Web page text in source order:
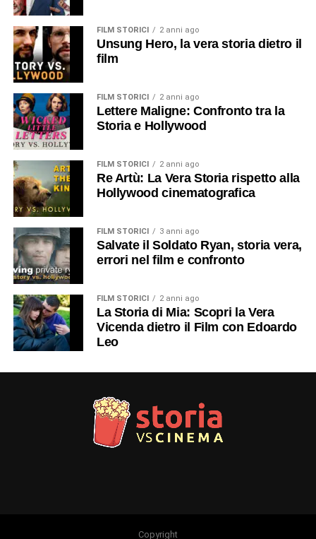
FILM STORICI 2 anni ago
Unsung Hero, la vera storia dietro il
film
FILM STORICI 2 anni ago
Lettere Maligne: Confronto tra la
Storia e Hollywood
FILM STORICI 2 anni ago
Re Artù: La Vera Storia rispetto alla
Hollywood cinematografica
FILM STORICI 3 anni ago
Salvate il Soldato Ryan, storia vera,
errori nel film e confronto
FILM STORICI 2 anni ago
La Storia di Mia: Scopri la Vera
Vicenda dietro il Film con Edoardo
Leo
Copyright